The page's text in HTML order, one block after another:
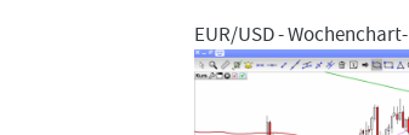
EUR/USD - Wochenchart-